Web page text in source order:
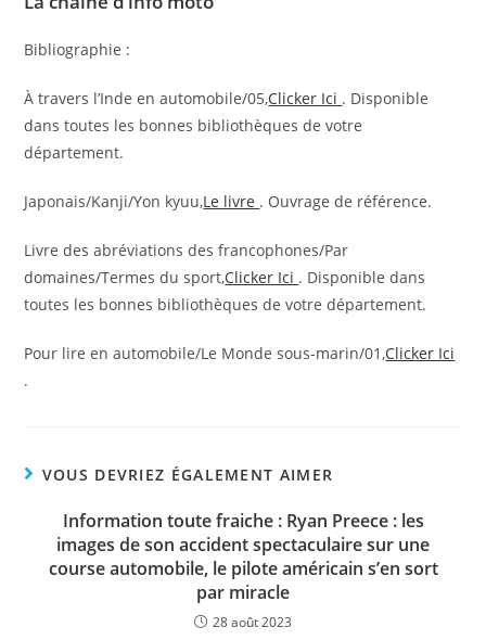
Bibliographie :
À travers l’Inde en automobile/05,Clicker Ici . Disponible
dans toutes les bonnes bibliothèques de votre
département.
Japonais/Kanji/Yon kyuu,Le livre . Ouvrage de référence.
Livre des abréviations des francophones/Par
domaines/Termes du sport,Clicker Ici . Disponible dans
toutes les bonnes bibliothèques de votre département.
Pour lire en automobile/Le Monde sous-marin/01,Clicker Ici
.
VOUS DEVRIEZ ÉGALEMENT AIMER
Information toute fraiche : Ryan Preece : les
images de son accident spectaculaire sur une
course automobile, le pilote américain s’en sort
par miracle
28 août 2023